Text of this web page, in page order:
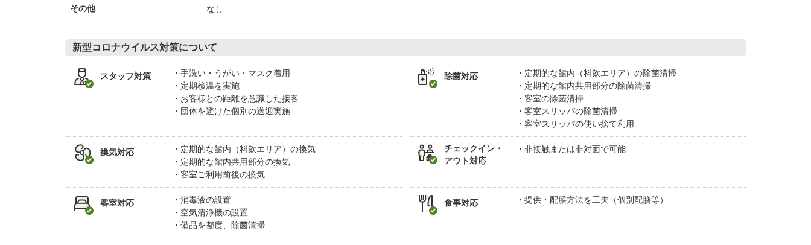
その他 なし
新型コロナウイルス対策について
スタッフ対策
手洗い・うがい・マスク着用
定期検温を実施
お客様との距離を意識した接客
団体を避けた個別の送迎実施
除菌対応
定期的な館内（料飲エリア）の除菌清掃
定期的な館内共用部分の除菌清掃
客室の除菌清掃
客室スリッパの除菌清掃
客室スリッパの使い捨て利用
換気対応
定期的な館内（料飲エリア）の換気
定期的な館内共用部分の換気
客室ご利用前後の換気
チェックイン・
アウト対応
非接触または非対面で可能
客室対応
消毒液の設置
空気清浄機の設置
備品を都度、除菌清掃
食事対応 提供・配膳方法を工夫（個別配膳等）